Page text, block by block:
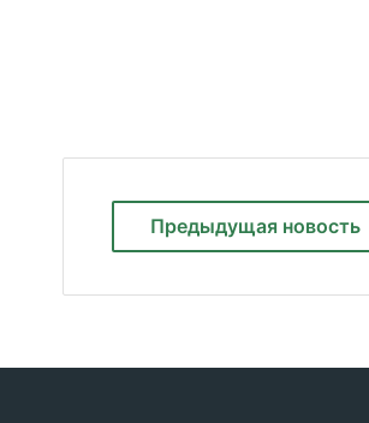
Предыдущая новость